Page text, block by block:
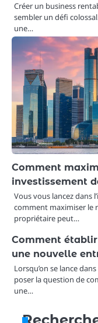
Créer un business
sembler un défi
une…
Comment
investissement
Vous vous lancez dans
comment maximiser le
propriétaire peut…
Comment
une nouvelle
Lorsqu’on se lance
poser la question de
une…